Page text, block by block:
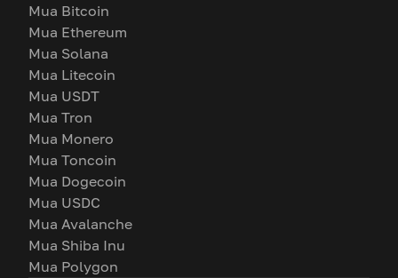
Mua Bitcoin
Mua Ethereum
Mua Solana
Mua Litecoin
Mua USDT
Mua Tron
Mua Monero
Mua Toncoin
Mua Dogecoin
Mua USDC
Mua Avalanche
Mua Shiba Inu
Mua Polygon